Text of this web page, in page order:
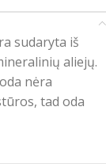
sudaryta iš
aliejų.
nėra
tad oda